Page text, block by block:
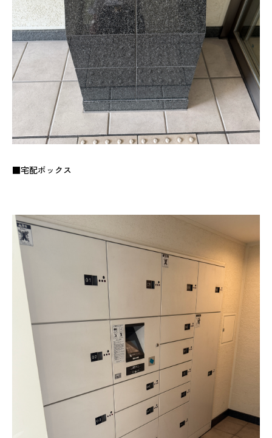
■宅配ボックス